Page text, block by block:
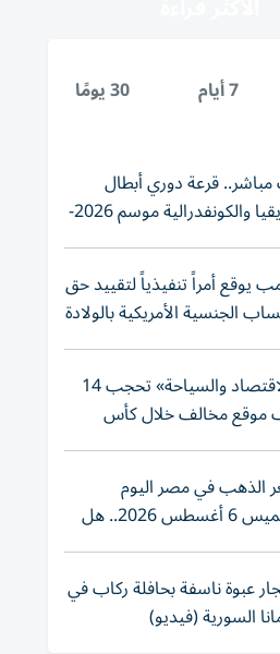
7 أيام 30 يومًا
قرعة دوري أبطال
إفريقيا والكونفدرالية موسم 2026-
يوقع أمراً تنفيذياً لتقييد حق
الجنسية الأمريكية بالولادة
«الاقتصاد والسياحة» تحجب 14
موقع مخالف خلال كأس
الذهب في مصر اليوم
الخميس 6 أغسطس 2026.. هل
الشراء؟
عبوة ناسفة بحافلة ركاب في
السورية (فيديو)